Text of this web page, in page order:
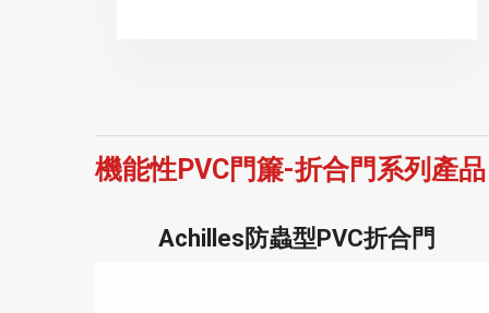
機能性PVC門簾-折合門系列產品
Achilles防蟲型PVC折合門